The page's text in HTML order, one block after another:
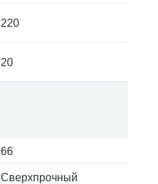
220
20
66
Сверхпрочный